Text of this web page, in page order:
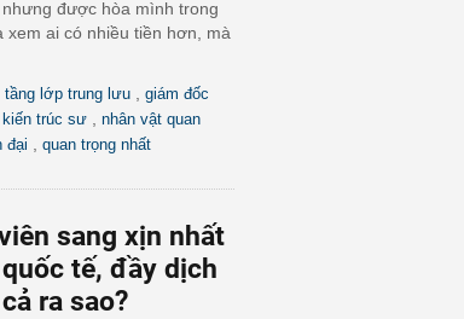
được hòa mình trong
ai có nhiều tiền hơn, mà
tầng lớp trung lưu
giám đốc
kiến trúc sư
nhân vật quan
đại quan trọng nhất
sang xịn nhất
tế, đầy dịch
ra sao?